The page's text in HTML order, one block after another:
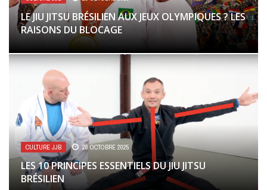
LE JIU JITSU BRÉSILIEN AUX JEUX OLYMPIQUES ? LES
RAISONS DU BLOCAGE
CULTURE JJB 28 OCTOBRE 2025
LES 10 PRINCIPES ESSENTIELS DU JIU JITSU
BRÉSILIEN